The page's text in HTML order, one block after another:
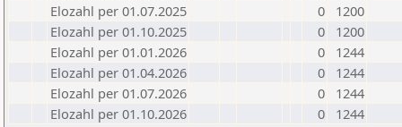
Elozahl per 01.07.2025
0
1200
Elozahl per 01.10.2025
0
1200
Elozahl per 01.01.2026
0
1244
Elozahl per 01.04.2026
0
1244
Elozahl per 01.07.2026
0
1244
Elozahl per 01.10.2026
0 1244